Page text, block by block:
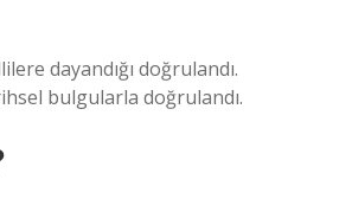
dayandığı doğrulandı.
bulgularla doğrulandı.